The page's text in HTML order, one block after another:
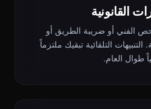
القانونية
الفني أو ضريبة الطريق أو
التنبيهات التلقائية تبقيك ملتزماً
طوال العام.